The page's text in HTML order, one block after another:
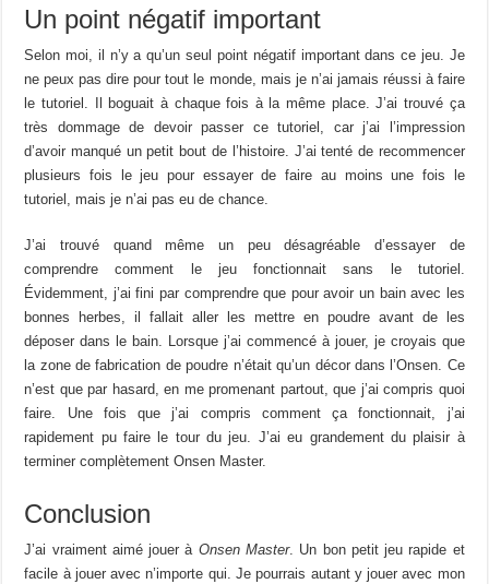
Un point négatif important
Selonmoi, il n’y a qu’un seul point négatif important dans ce jeu. Je
nepeux pasdire pour tout le monde, mais je n’ai jamais réussi à faire
le tutoriel.
Il boguait àchaque fois à la même place. J’ai trouvé ça
très dommage de devoir passer ce tutoriel, car j’ai l’impression
d’avoir manqué un petit bout de l’histoire. J’ai tenté de recommencer
plusieurs fois le jeu pour essayer de faire au moins une fois le
tutoriel, mais je n’ai pas eu de chance.
J’ai trouvé quand même un peu désagréable d’essayer de
comprendre comment le jeu fonctionnait sans le tutoriel.
Évidemment, j’ai fini par comprendre que pour avoir un bain avec les
bonnes herbes, il fallaitaller les mettre en poudre avant de les
déposer dans le bain. Lorsque j’ai commencé à jouer, je croyais que
la zone de fabrication de poudre n’était qu’un décor dans l’Onsen. Ce
n’est que par hasard, en me promenant partout, que j’ai compris quoi
faire.
Une fois que j’ai compris comment ça fonctionnait, j’ai
rapidement pu faire le tour du jeu. J’ai eu grandement du plaisir à
terminercomplètement Onsen Master.
Conclusion
J’ai vraiment aimé jouer à Onsen Master. Un bon petit jeu rapide et
facile à jouer avec n’importe qui. Je pourrais autant y jouer avec mon